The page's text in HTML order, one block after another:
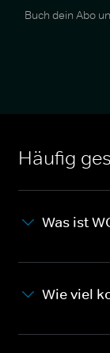
Buch dein Abo
Häufig
Was ist
Wie viel